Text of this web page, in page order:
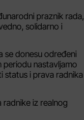
praznik rada,
solidarno i
se donesu određeni
periodu nastavljamo
status i prava radnika
iz realnog